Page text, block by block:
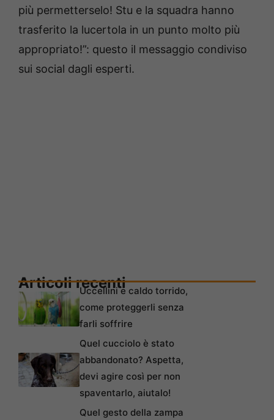
più permetterselo! Stu e la squadra hanno
trasferito la lucertola in un punto molto più
appropriato!”: questo il messaggio condiviso
sui social dagli esperti.
Articoli recentiUccellini e caldo torrido,
come proteggerli senza
farli soffrire
Quel cucciolo è stato
abbandonato? Aspetta,
devi agire così per non
spaventarlo, aiutalo!
Quel gesto della zampa